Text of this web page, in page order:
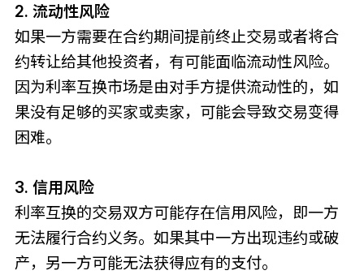
2. 流动性风险
如果一方需要在合约期间提前终止交易或者将合
约转让给其他投资者，有可能面临流动性风险。
因为利率互换市场是由对手方提供流动性的，如
果没有足够的买家或卖家，可能会导致交易变得
困难。
3. 信用风险
利率互换的交易双方可能存在信用风险，即一方
无法履行合约义务。如果其中一方出现违约或破
产，另一方可能无法获得应有的支付。